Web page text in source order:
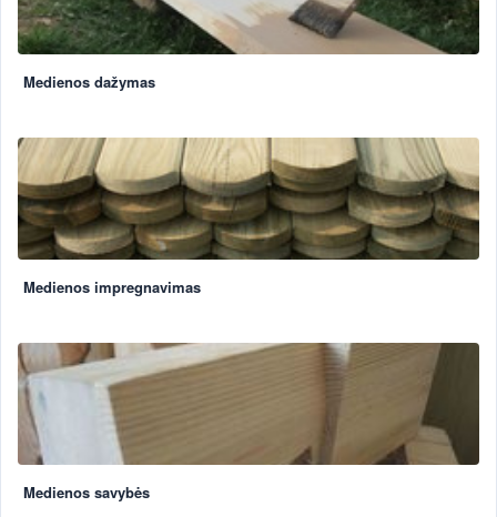
Medienos dažymas
Medienos impregnavimas
Medienos savybės